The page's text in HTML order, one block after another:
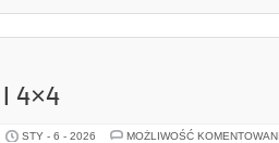
4×4
STY - 6 - 2026 MOŻLIWOŚĆ